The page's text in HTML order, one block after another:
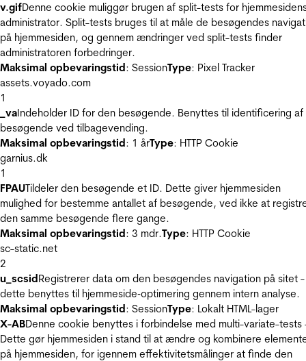
v.gifDenne cookie muliggør brugen af split-tests for
administrator. Split-tests bruges til at måle de besøgendes
på hjemmesiden, og gennem ændringer ved split-tests finder
administratoren forbedringer.
Maksimal opbevaringstid: SessionType: Pixel Tracker
assets.voyado.com
1
_vaIndeholder ID for den besøgende. Benyttes til identificering af
besøgende ved tilbagevending.
Maksimal opbevaringstid: 1 årType: HTTP Cookie
garnius.dk
1
FPAUTildeler den besøgende et ID. Dette giver hjemmesiden
mulighed for bestemme antallet af besøgende, ved ikke at
den samme besøgende flere gange.
Maksimal opbevaringstid: 3 mdr.Type: HTTP Cookie
sc-static.net
2
u_scsidRegistrerer data om den besøgendes navigation på sitet -
dette benyttes til hjemmeside‐optimering gennem intern analyse.
Maksimal opbevaringstid: SessionType: Lokalt HTML-lager
X-ABDenne cookie benyttes i forbindelse med multi-variate-tests
Dette gør hjemmesiden i stand til at ændre og kombinere
på hjemmesiden, for igennem effektivitetsmålinger at finde den